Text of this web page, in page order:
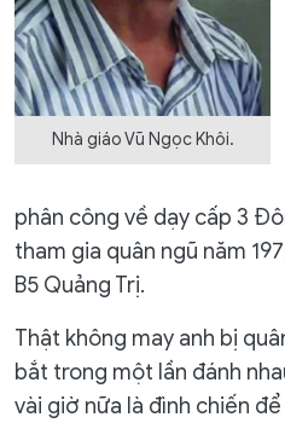
Nhà giáo Vũ Ngọc Khôi.
phân công về dạy cấp 3
tham gia quân ngũ năm
B5 Quảng Trị.
Thật không may anh bị
bắt trong một lần đánh
vài giờ nữa là đình chiến